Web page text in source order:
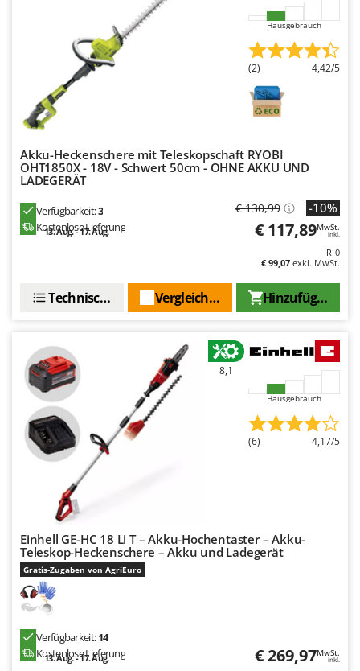
Wiper EcoRobot
Wolf Garten
Wortex
Worx
Y Yard Force
Z
Zephir
Zomax
Hausgebrauch
(2) 4,42/5
Akku-Heckenschere mit Teleskopschaft RYOBI
OHT1850X - 18V - Schwert 50cm - OHNE AKKU UND
LADEGERÄT
Verfügbarkeit:3
Kostenlose Lieferung
13. Aug. - 17. Aug.
€ 130,99 -10%
€ 117,89MwSt.
inkl.
R-0
€ 99,07 exkl. MwSt.
Hinzufügen
Vergleichen Sie
Technische Daten
8,1
Hausgebrauch
(6) 4,17/5
Einhell GE-HC 18 Li T – Akku-Hochentaster – Akku-
Teleskop-Heckenschere – Akku und Ladegerät
Gratis-Zugaben von AgriEuro
Verfügbarkeit:14
Kostenlose Lieferung
13. Aug. - 17. Aug. € 269,97MwSt.
inkl.